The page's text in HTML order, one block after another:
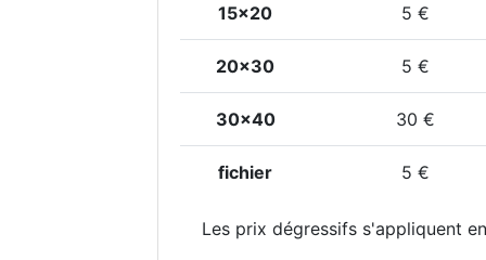
15x20 5 €
20x30 5 €
30x40 30 €
fichier 5 €
Les prix dégressifs s'appliquent